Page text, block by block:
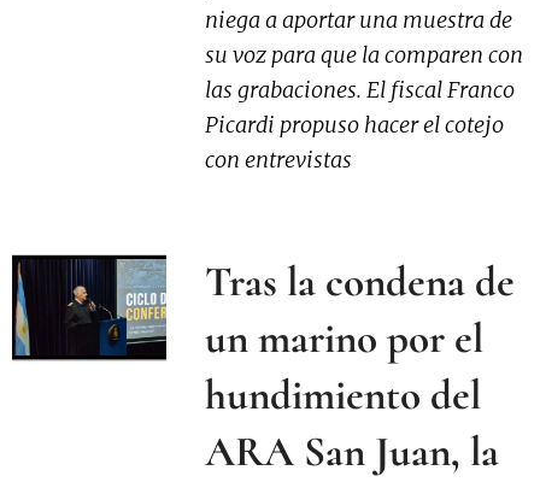
niega a aportar una muestra de
su voz para que la comparen con
las grabaciones. El fiscal Franco
Picardi propuso hacer el cotejo
con entrevistas
Tras la condena de
un marino por el
hundimiento del
ARA San Juan, la